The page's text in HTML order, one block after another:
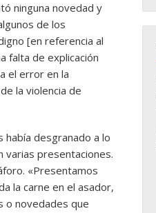
ninguna novedad y
de los
[en referencia al
falta de explicación
el error en la
la violencia de
había desgranado a lo
varias presentaciones.
«Presentamos
la carne en el asador,
o novedades que